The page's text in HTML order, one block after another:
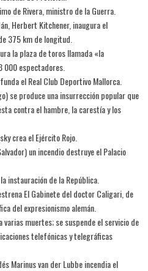
de Rivera, ministro de la Guerra.
Herbert Kitchener, inaugura el
375 km de longitud.
la plaza de toros llamada «la
000 espectadores.
el Real Club Deportivo Mallorca.
se produce una insurrección popular que
contra el hambre, la carestía y los
crea el Ejército Rojo.
un incendio destruye el Palacio
instauración de la República.
El Gabinete del doctor Caligari, de
del expresionismo alemán.
varias muertes; se suspende el servicio de
telefónicas y telegráficas
Marinus van der Lubbe incendia el